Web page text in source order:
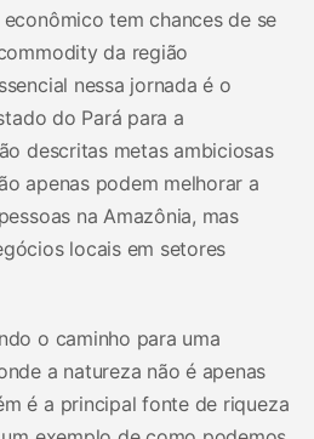
tem chances de se
da região
nessa jornada é o
do Pará para a
descritas metas ambiciosas
apenas podem melhorar a
na Amazônia, mas
locais em setores
o caminho para uma
a natureza não é apenas
é a principal fonte de riqueza